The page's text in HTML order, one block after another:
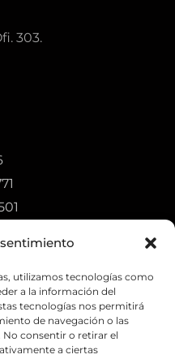
utilizamos tecnologías como
a la información del
tecnologías nos permitirá
de navegación o las
No consentir o retirar el
a ciertas
303.
datos personales